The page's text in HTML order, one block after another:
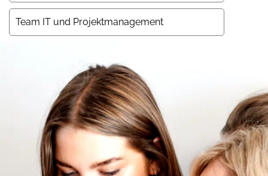
Team IT und Projektmanagement